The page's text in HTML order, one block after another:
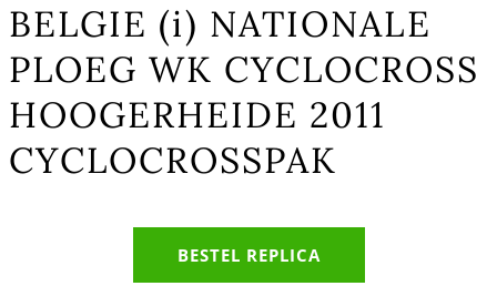
BELGIE (i) NATIONALE
PLOEG WK CYCLOCROSS
HOOGERHEIDE 2011
CYCLOCROSSPAK
BESTEL REPLICA